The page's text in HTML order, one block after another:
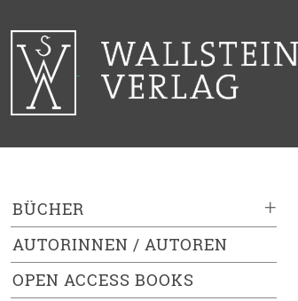
+
BÜCHER
AUTORINNEN / AUTOREN
OPEN ACCESS BOOKS